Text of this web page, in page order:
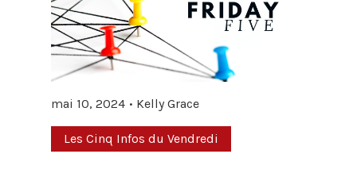
mai 10, 2024 Kelly Grace
Les Cinq Infos du Vendredi